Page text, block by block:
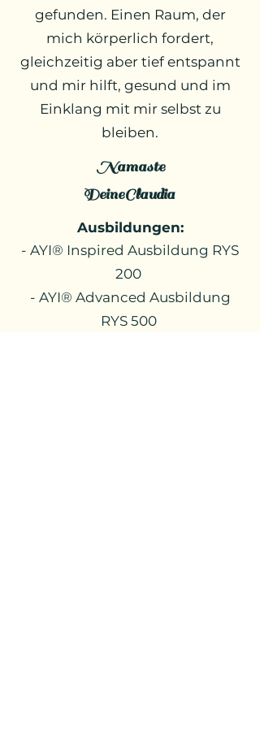
gefunden. Einen Raum, der
mich körperlich fordert,
gleichzeitig aber tief entspannt
und mir hilft, gesund und im
Einklang mit mir selbst zu
bleiben.
Namaste
DeineClaudia
Ausbildungen:
- AYI® Inspired Ausbildung RYS
200
- AYI® Advanced Ausbildung
RYS 500